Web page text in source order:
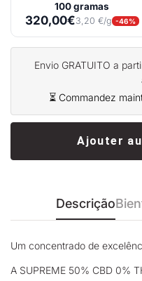
100 gramas
320,00€3,20 €/g -46%
Envio GRATUITO a
⏳ Commandez
Ajouter
Descrição
Um concentrado de
A SUPREME 50% CBD 0%